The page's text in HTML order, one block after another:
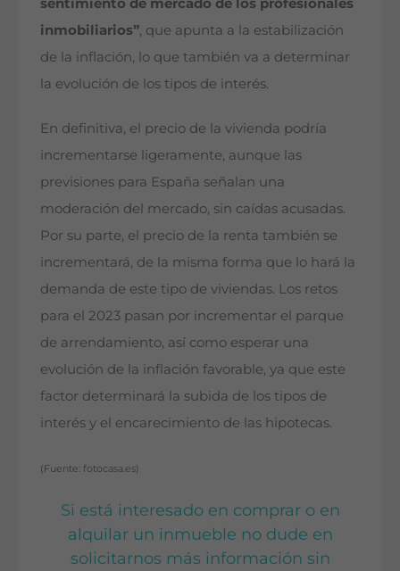
inmobiliarios”, que apunta a la estabilización
de la inflación, lo que también va a determinar
la evolución de los tipos de interés.
En definitiva, el precio de la vivienda podría
incrementarse ligeramente, aunque las
previsiones para España señalan una
moderación del mercado, sin caídas acusadas.
Por su parte, el precio de la renta también se
incrementará, de la misma forma que lo hará la
demanda de este tipo de viviendas. Los retos
para el 2023 pasan por incrementar el parque
de arrendamiento, así como esperar una
evolución de la inflación favorable, ya que este
factor determinará la subida de los tipos de
interés y el encarecimiento de las hipotecas.
(Fuente: fotocasa.es)
Si está interesado en comprar o en
alquilar un inmueble no dude en
solicitarnos más información sin